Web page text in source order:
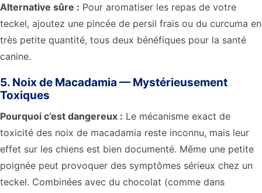
Alternative sûre : Pour aromatiser les repas de votre
teckel, ajoutez une pincée de persil frais ou du curcuma en
très petite quantité, tous deux bénéfiques pour la santé
canine.
5. Noix de Macadamia — Mystérieusement
Toxiques
Pourquoi c’est dangereux : Le mécanisme exact de
toxicité des noix de macadamia reste inconnu, mais leur
effet sur les chiens est bien documenté. Même une petite
poignée peut provoquer des symptômes sérieux chez un
teckel. Combinées avec du chocolat (comme dans